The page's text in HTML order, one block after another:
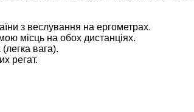
з веслування на ергометрах.
місць на обох дистанціях.
вага).
регат.